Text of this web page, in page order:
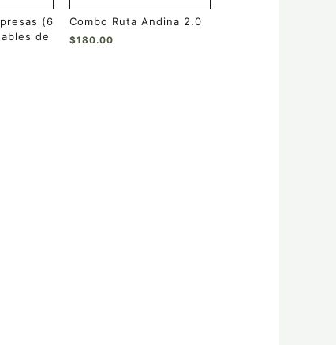
(6
de
Combo Ruta Andina 2.0
$180.00